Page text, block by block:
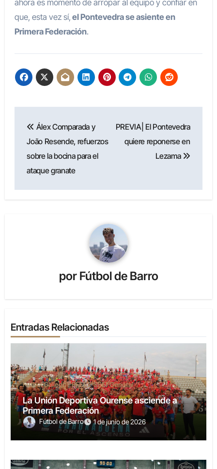
ahora es momento de arropar al equipo y confiar en
que, esta vez sí, el Pontevedra se asiente en
Primera Federación.
de
entradas
Álex Comparada y
João Resende, refuerzos
sobre la bocina para el
ataque granate
PREVIA| El Pontevedra
quiere reponerse en
Lezama
por Fútbol de Barro
Entradas Relacionadas
Fútbol Gallego1ªRFEF2ªRFEFGeneral
La Unión Deportiva Ourense asciende a
Primera Federación
Fútbol de Barro 1 de junio de 2026